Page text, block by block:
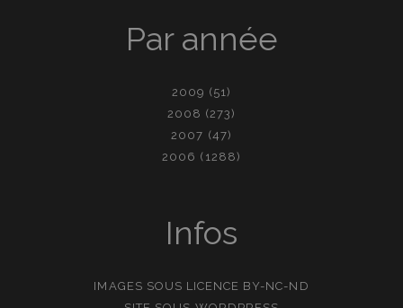
Par année
2009 (51)
2008 (273)
2007 (47)
2006 (1288)
Infos
IMAGES SOUS LICENCE BY-NC-ND